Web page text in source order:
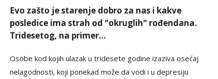
Evo zašto je starenje dobro za nas i kakve
posledice ima strah od "okruglih" rođendana.
Tridesetog, na primer...
Osobe kod kojih ulazak u tridesete godine izaziva osećaj
nelagodnosti, koji ponekad može da vodi i u depresiju